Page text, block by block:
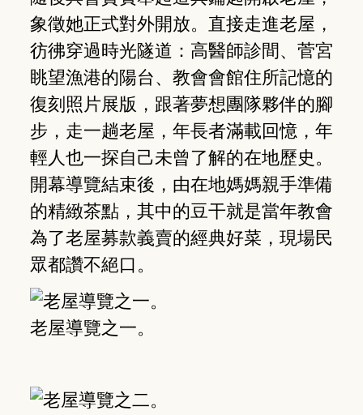
象徵她正式對外開放。直接走進老屋，
彷彿穿過時光隧道：高醫師診間、菅宮
眺望漁港的陽台、教會會館住所記憶的
復刻照片展版，跟著夢想團隊夥伴的腳
步，走一趟老屋，年長者滿載回憶，年
輕人也一探自己未曾了解的在地歷史。
開幕導覽結束後，由在地媽媽親手準備
的精緻茶點，其中的豆干就是當年教會
為了老屋募款義賣的經典好菜，現場民
眾都讚不絕口。
老屋導覽之一。